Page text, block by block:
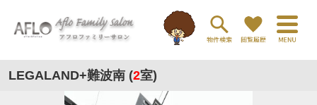
LEGALAND+難波南 (2室)